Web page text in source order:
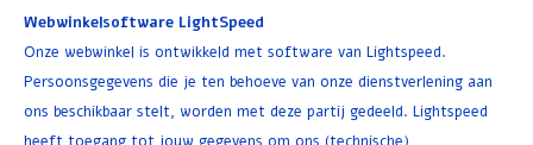
Webwinkelsoftware LightSpeed
Onze webwinkel is ontwikkeld met software van Lightspeed.
Persoonsgegevens die je ten behoeve van onze dienstverlening aan
ons beschikbaar stelt, worden met deze partij gedeeld. Lightspeed
heeft toegang tot jouw gegevens om ons (technische)